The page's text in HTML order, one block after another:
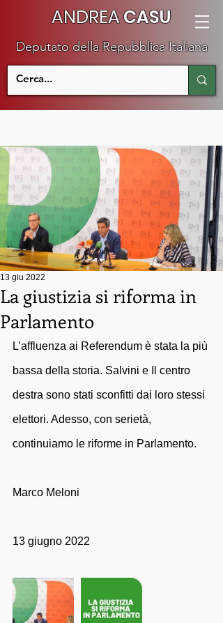
ANDREACASU
Deputato della Repubblica Italiana
La giustizia si riforma in
Parlamento
13 giu 2022
L’affluenza ai Referendum è stata la più
bassa della storia. Salvini e Il centro
destra sono stati sconfitti dai loro stessi
elettori. Adesso, con serietà,
continuiamo le riforme in Parlamento.
Marco Meloni
13 giugno 2022